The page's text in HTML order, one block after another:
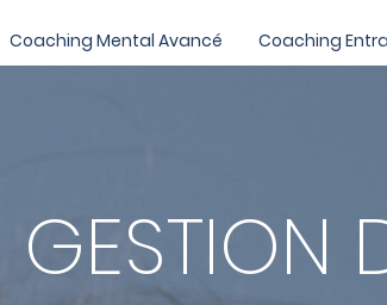
Coaching Mental Avancé Coaching
GESTION